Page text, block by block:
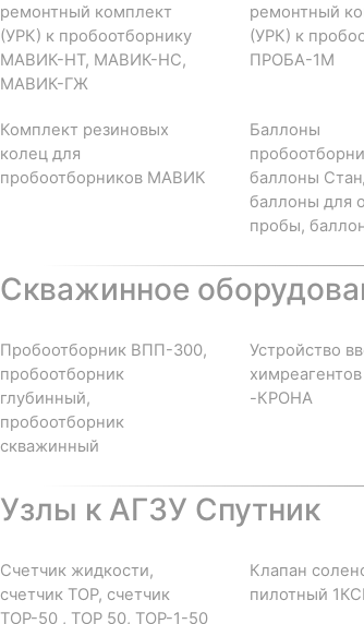
ремонтный комплект
(УРК) к пробоотборнику
МАВИК-НТ, МАВИК-НС,
МАВИК-ГЖ
ремонтный
(УРК) к
ПРОБА-1М
Комплект резиновых
колец для
пробоотборников МАВИК
Баллоны
баллоны
баллоны для
пробы,
Скважинное
Пробоотборник ВПП-300,
пробоотборник
глубинный,
пробоотборник
скважинный
Устройство
-КРОНА
Узлы к АГЗУ Спутник
Счетчик жидкости,
счетчик ТОР, счетчик
ТОР-50 , ТОР 50, ТОР-1-50
Клапан
пилотный